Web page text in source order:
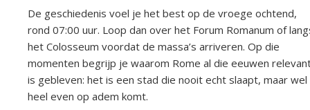
De geschiedenis voel je het best op de vroege ochtend,
rond 07:00 uur. Loop dan over het Forum Romanum of
het Colosseum voordat de massa’s arriveren. Op die
momenten begrijp je waarom Rome al die eeuwen
is gebleven: het is een stad die nooit echt slaapt, maar wel
heel even op adem komt.